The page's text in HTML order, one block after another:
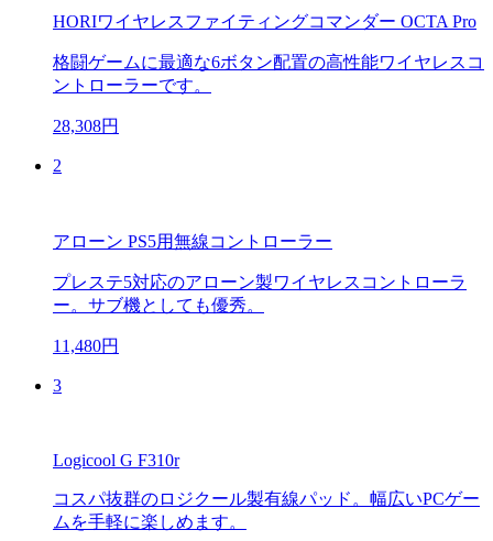
HORIワイヤレスファイティングコマンダー OCTA Pro
格闘ゲームに最適な6ボタン配置の高性能ワイヤレスコ
ントローラーです。
28,308円
2
アローン PS5用無線コントローラー
プレステ5対応のアローン製ワイヤレスコントローラ
ー。サブ機としても優秀。
11,480円
3
Logicool G F310r
コスパ抜群のロジクール製有線パッド。幅広いPCゲー
ムを手軽に楽しめます。